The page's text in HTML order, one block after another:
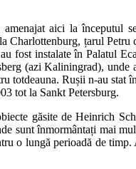
aici la începutul
țarul
fost instalate în Palatul
(azi Kaliningrad),
totdeauna. Rușii n-au
tot la Sankt Petersburg.
găsite de Heinrich
sunt înmormântați mai
o lungă perioadă de